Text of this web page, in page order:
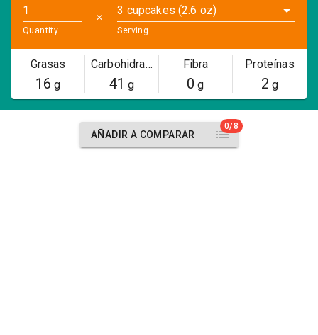
Quantity
✕
3 cupcakes (2.6 oz)
Serving
Grasas
16 g
Carbohidratos
41 g
Fibra
0 g
Proteínas
2 g
AÑADIR A COMPARAR
0/8